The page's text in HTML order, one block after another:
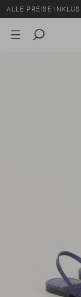
ALLE PREISE
SALE: BIS ZU -50%